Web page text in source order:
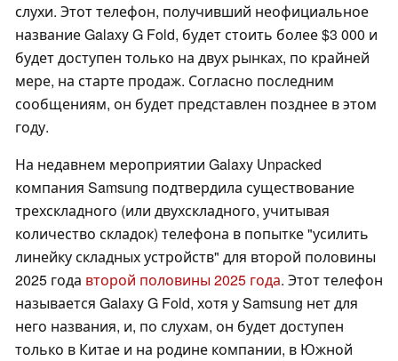
слухи. Этот телефон, получивший неофициальное
название Galaxy G Fold, будет стоить более $3 000 и
будет доступен только на двух рынках, по крайней
мере, на старте продаж. Согласно последним
сообщениям, он будет представлен позднее в этом
году.
На недавнем мероприятии Galaxy Unpacked
компания Samsung подтвердила существование
трехскладного (или двухскладного, учитывая
количество складок) телефона в попытке "усилить
линейку складных устройств" для второй половины
2025 года второй половины 2025 года. Этот телефон
называется Galaxy G Fold, хотя у Samsung нет для
него названия, и, по слухам, он будет доступен
только в Китае и на родине компании, в Южной